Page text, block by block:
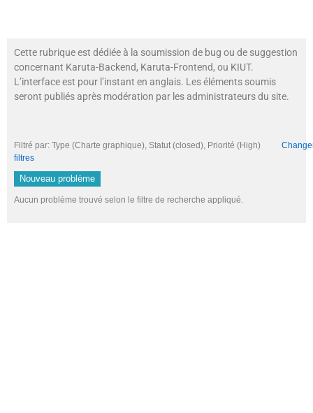
Cette rubrique est dédiée à la soumission de bug ou de suggestion
concernant Karuta-Backend, Karuta-Frontend, ou KIUT.
L’interface est pour l’instant en anglais. Les éléments soumis
seront publiés après modération par les administrateurs du site.
Filtré par: Type (Charte graphique), Statut (closed), Priorité (High)
filtres
Nouveau problème
Aucun problème trouvé selon le filtre de recherche appliqué.